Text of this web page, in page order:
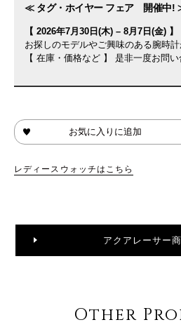
≪ タグ・ホイヤー フェア 開催中!
【 2026年7月30日(木) – 8月7日(金) 】
お探しのモデルやご興味のある腕時
【 在庫・価格など 】 是非一度お問
お気に入りに追加
レディースウォッチはこちら
アクアレーサー
Other